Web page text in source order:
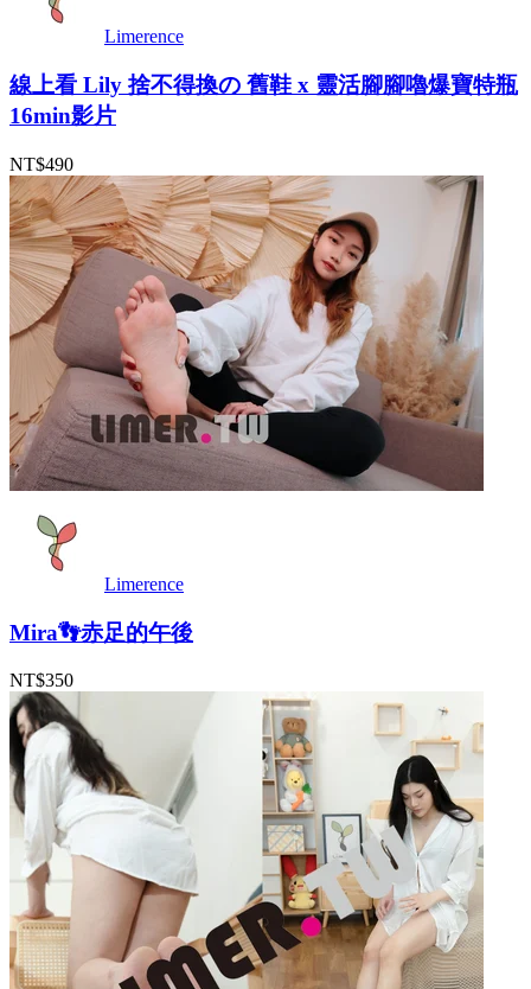
Limerence
線上看 Lily 捨不得換の 舊鞋 x 靈活腳腳嚕爆寶特瓶
16min影片
NT$490
Limerence
Mira👣赤足的午後
NT$350